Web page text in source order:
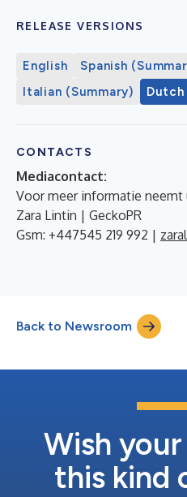
RELEASE VERSIONS
English Spanish
Italian (Summary)
Dutch
CONTACTS
Mediacontact:
Voor meer informatie neemt
Zara Lintin | GeckoPR
Gsm: +447545 219 992 |
Back to Newsroom
Wish
this kind